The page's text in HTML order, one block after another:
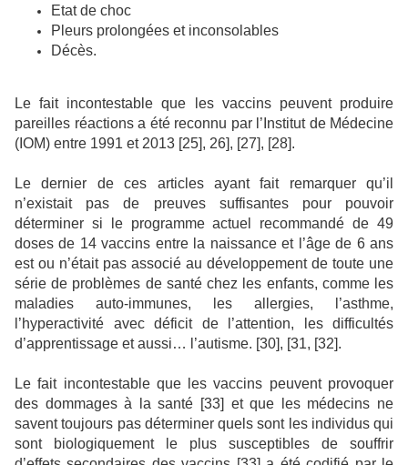
Etat de choc
Pleurs prolongées et inconsolables
Décès.
Le fait incontestable que les vaccins peuvent produire
pareilles réactions a été reconnu par l’Institut de Médecine
(IOM) entre 1991 et 2013 [25], 26], [27], [28].
Le dernier de ces articles ayant fait remarquer qu’il
n’existait pas de preuves suffisantes pour pouvoir
déterminer si le programme actuel recommandé de 49
doses de 14 vaccins entre la naissance et l’âge de 6 ans
est ou n’était pas associé au développement de toute une
série de problèmes de santé chez les enfants, comme les
maladies auto-immunes, les allergies, l’asthme,
l’hyperactivité avec déficit de l’attention, les difficultés
d’apprentissage et aussi… l’autisme. [30], [31, [32].
Le fait incontestable que les vaccins peuvent provoquer
des dommages à la santé [33] et que les médecins ne
savent toujours pas déterminer quels sont les individus qui
sont biologiquement le plus susceptibles de souffrir